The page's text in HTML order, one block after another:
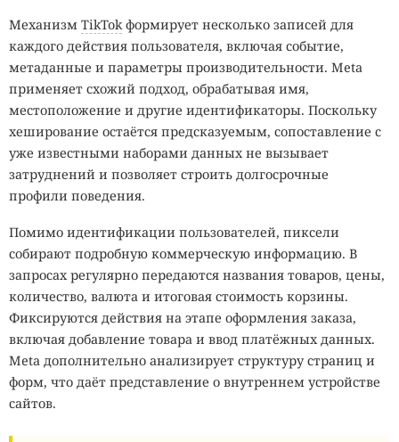
Механизм TikTokформирует несколько записей для
каждого действия пользователя, включая событие,
метаданные и параметры производительности. Meta
применяет схожий подход, обрабатывая имя,
местоположение и другие идентификаторы. Поскольку
хеширование остаётся предсказуемым, сопоставление с
уже известными наборами данных не вызывает
затруднений и позволяет строить долгосрочные
профили поведения.
Помимо идентификации пользователей, пиксели
собирают подробную коммерческую информацию. В
запросах регулярно передаются названия товаров, цены,
количество, валюта и итоговая стоимость корзины.
Фиксируются действия на этапе оформления заказа,
включая добавление товара и ввод платёжных данных.
Meta дополнительно анализирует структуру страниц и
форм, что даёт представление о внутреннем устройстве
сайтов.